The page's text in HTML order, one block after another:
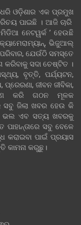
ଓଡ଼ିଶାର ଏକ ପ୍ରମୁଖ
ପାଇଛି । ଆଜି ଚାରି
ନେଟୱର୍କ ’ ହେଉଛି
ଭିଜୁଆଲ୍
ଯେଉଁଠି ସମସ୍ତେ
ସଦା ଚେଷ୍ଟିତ ।
ବୃତ୍ତି, ପର୍ଯ୍ୟଟନ,
ଜୀବନ ଜୀବିକା,
କରି ଗଠନ ମୂଳକ
ସବୁ ଜିଲା ଖବର ହେଉ କି
ଭଲ ଏବ ସତ୍ୟ ଖବରକୁ
ସବୁ ବେଳେ
ପାଇଁ ପ୍ରୟାସ
କରୁଛୁ।